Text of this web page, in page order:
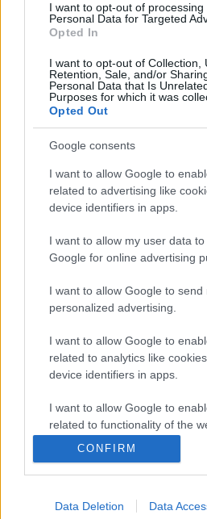
I want to opt-out of processing
Personal Data for Targeted
Opted In
I want to opt-out of Collection,
Retention, Sale, and/or
Personal Data that Is
Purposes for which it was
Opted Out
Google consents
I want to allow Google to
related to advertising like
device identifiers in apps.
I want to allow my user data
Google for online advertising
I want to allow Google to send
personalized advertising.
I want to allow Google to
related to analytics like
device identifiers in apps.
I want to allow Google to
related to functionality of the
related to personalization.
I want to allow Google to
CONFIRM
Data Deletion Data
Holnaptól két új
Hamupipőke-történet - kerül
játékát kínálják a hat éven
Balla Margit. Hamupipőkét
Ramiro herceget Gémes Antal.
mesejátékot bábokkal- a
Nemzeti Színház
tizenegykor. Mosonyi Aliz
rendezte. Hamupipőkét
Imre. További szerepekben:
Dóra, Nyakó Júlia, Hannus
Ajánlott bejegyzések:
Rögtön dupla
évadot a Radnóti